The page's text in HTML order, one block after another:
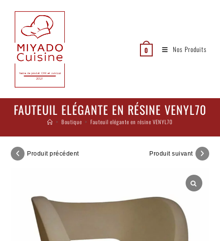
0 Nos Produits
FAUTEUIL ELÉGANTE EN RÉSINE VENYL70
> Boutique > Fauteuil elégante en résine VENYL70
Produit précédent Produit suivant